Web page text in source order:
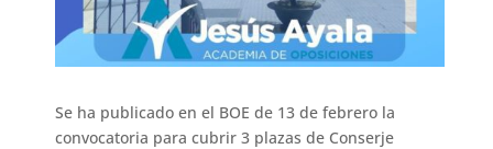
Se ha publicado en el BOE de 13 de febrero la
convocatoria para cubrir 3 plazas de Conserje